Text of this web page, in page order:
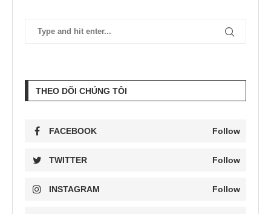
THEO DÕI CHÚNG TÔI
FACEBOOK Follow
TWITTER Follow
INSTAGRAM Follow